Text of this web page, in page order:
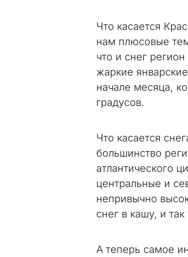
Что касается
нам плюсовые
что и снег
жаркие
начале месяца,
градусов.
Что касается
большинство
атлантического
центральные и
непривычно
снег в кашу, и
А теперь самое